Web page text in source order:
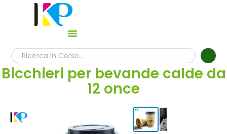
Bicchieri per bevande calde da
12 once